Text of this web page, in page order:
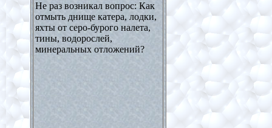
Не раз возникал вопрос: Как
отмыть днище катера, лодки,
яхты от серо-бурого налета,
тины, водорослей,
минеральных отложений?